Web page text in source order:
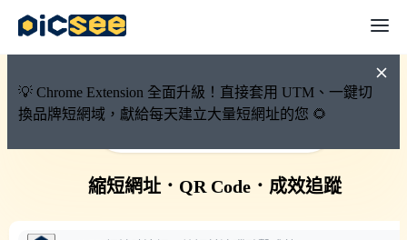
💡 Chrome Extension 全面升級！直接套用 UTM、一鍵切
換品牌短網域，獻給每天建立大量短網址的您 🌻
🚀 PicSee 短網址永久有效
縮短網址． QR Code． 成效追蹤